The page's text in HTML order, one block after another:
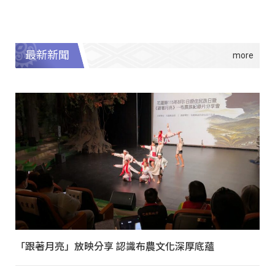
最新新聞
「跟著月亮」放映分享 認識布農文化深厚底蘊